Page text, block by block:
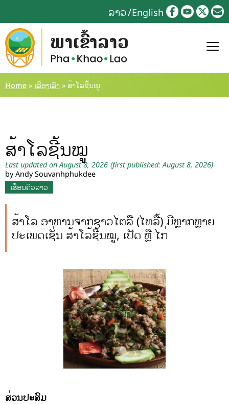
ລາວ English
Home » ເລື່ອງເລົ່າ » ສ້າໂລຊີ້ນໝູ
ສ້າໂລຊີ້ນໝູ
Last updated on August 8, 2026 (first published: August 8, 2026)
by Andy Souvanhphukdee
ເຮືອນຄົວລາວ
ສ້າໂລ ອາຫານຈາກຊາວໄຕລື (ໄທລື້) ມີຫຼາກຫຼາຍ
ປະເພດເຊັ່ນ ສ້າໂລ້ຊີ້ນໝູ, ເປັດ ຫຼື ໄກ່
ສ່ວນປະສົມ